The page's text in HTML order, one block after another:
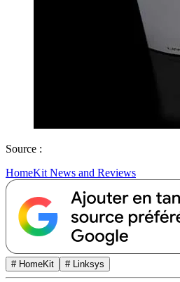
Source :
HomeKit News and Reviews
# HomeKit # Linksys